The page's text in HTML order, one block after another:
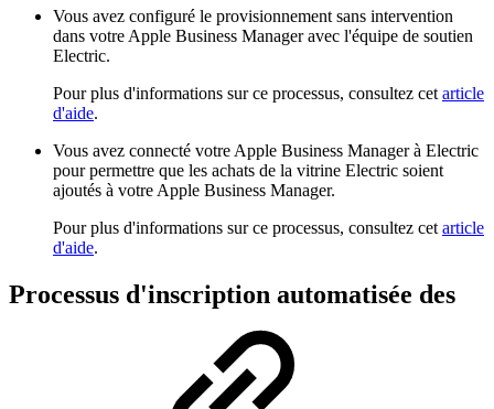
Vous avez configuré le provisionnement sans intervention
dans votre Apple Business Manager avec l'équipe de soutien
Electric.
Pour plus d'informations sur ce processus, consultez cetarticle
d'aide.
Vous avez connecté votre Apple Business Manager à Electric
pour permettre que les achats de la vitrine Electric soient
ajoutés à votre Apple Business Manager.
Pour plus d'informations sur ce processus, consultez cetarticle
d'aide.
Processus d'inscription automatisée des